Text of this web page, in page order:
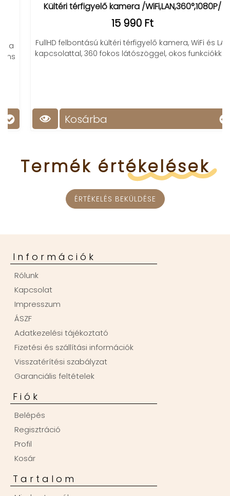
Kültéri térfigyelő kamera /WiFi,LAN,360°,1080P/
15 990 Ft
FullHD felbontású kültéri térfigyelő kamera, WiFi és LAN
kapcsolattal, 360 fokos látószöggel, okos funkciókkal.
Kosárba
Termék értékelések
ÉRTÉKELÉS BEKÜLDÉSE
Információk
Rólunk
Kapcsolat
Impresszum
ÁSZF
Adatkezelési tájékoztató
Fizetési és szállítási információk
Visszatérítési szabályzat
Garanciális feltételek
Fiók
Belépés
Regisztráció
Profil
Kosár
Tartalom